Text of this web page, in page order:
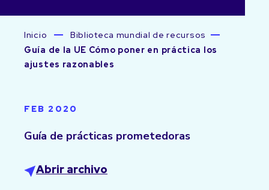
Inicio
Biblioteca mundial de recursos
Guía de la UE Cómo poner en práctica los
ajustes razonables
FEB 2020
Guía de prácticas prometedoras
Abrir archivo